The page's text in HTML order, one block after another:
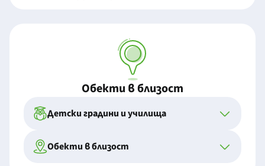
Обекти в близост
Детски градини и училища
Обекти в близост